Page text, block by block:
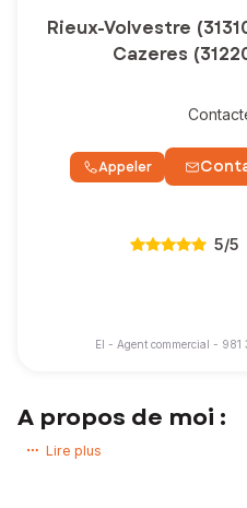
Rieux-Volvestre
Cazeres
Appeler
5/5
EI - Agent commercial -
A propos de moi :
Je suis Lucas Fauvillon, conseiller
Lire plus